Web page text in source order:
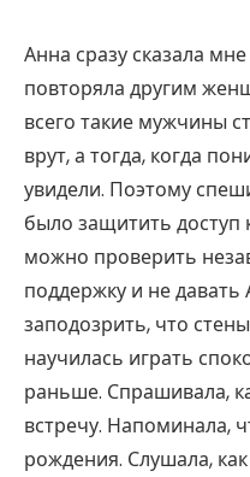
Анна сразу сказала
повторяла другим
всего такие мужчины
врут, а тогда, когда
увидели. Поэтому
было защитить доступ
можно проверить
поддержку и не давать
заподозрить, что
научилась играть
раньше. Спрашивала,
встречу. Напоминала,
рождения. Слушала,